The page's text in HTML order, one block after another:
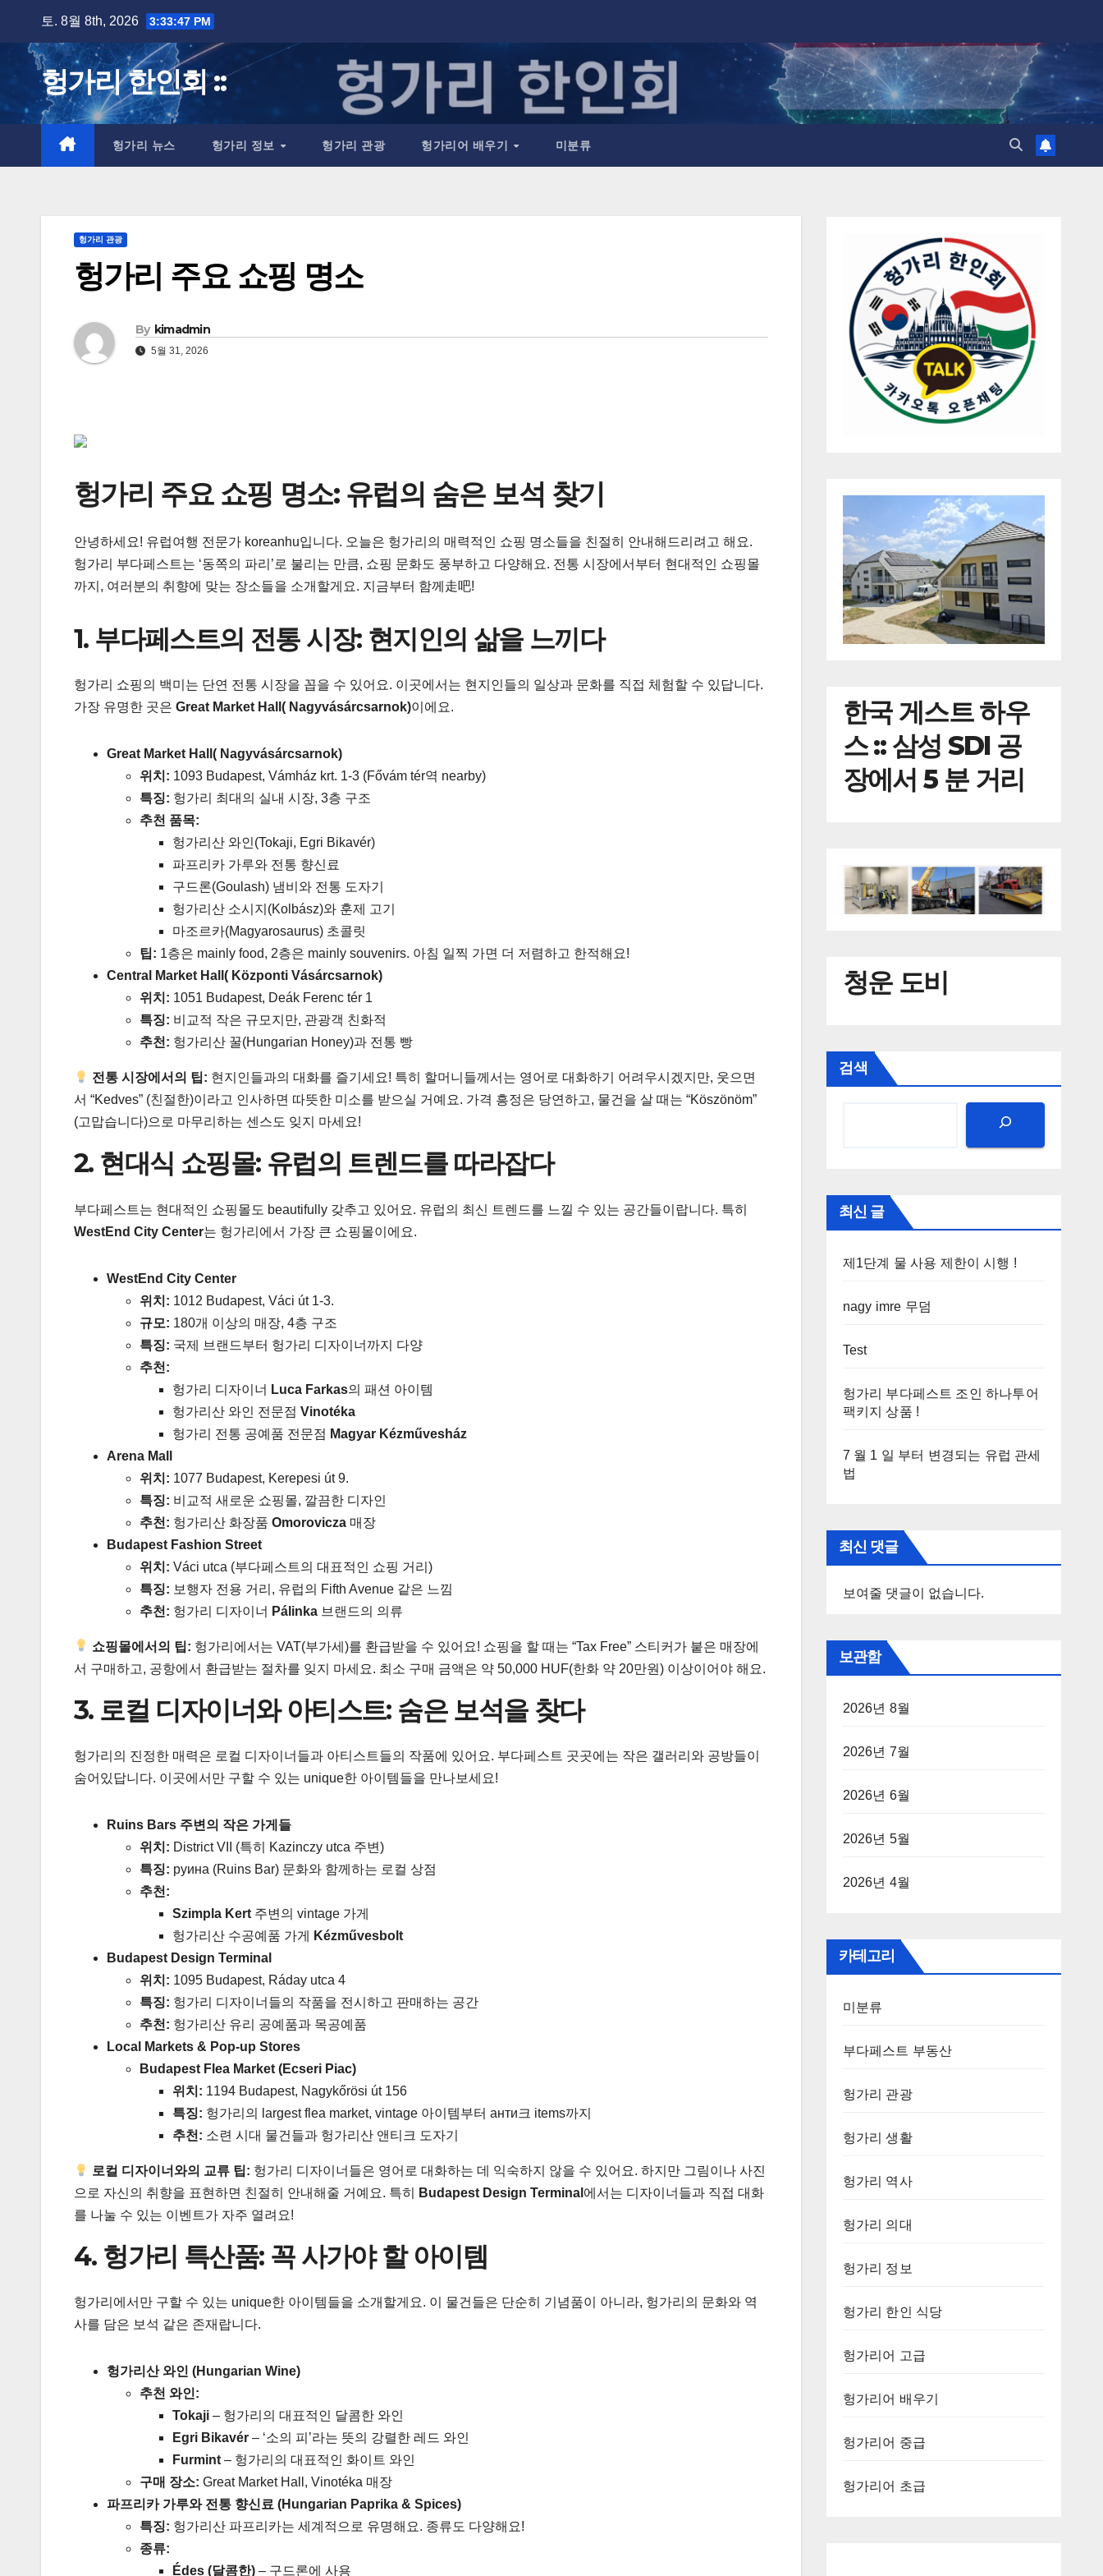
content
토. 8월 8th, 2026 3:33:48 PM
헝가리 한인회 ::
헝가리 뉴스 헝가리 정보 헝가리 관광 헝가리어 배우기 미분류
헝가리 관광
헝가리 주요 쇼핑 명소
By kimadmin
5월 31, 2026
헝가리 주요 쇼핑 명소: 유럽의 숨은 보석 찾기
안녕하세요! 유럽여행 전문가 koreanhu입니다. 오늘은 헝가리의 매력적인 쇼핑 명소들을 친절히 안내해드리려고 해요.
헝가리 부다페스트는 ‘동쪽의 파리’로 불리는 만큼, 쇼핑 문화도 풍부하고 다양해요. 전통 시장에서부터 현대적인 쇼핑몰
까지, 여러분의 취향에 맞는 장소들을 소개할게요. 지금부터 함께走吧!
1. 부다페스트의 전통 시장: 현지인의 삶을 느끼다
헝가리 쇼핑의 백미는 단연 전통 시장을 꼽을 수 있어요. 이곳에서는 현지인들의 일상과 문화를 직접 체험할 수 있답니다.
가장 유명한 곳은 Great Market Hall( Nagyvásárcsarnok)이에요.
Great Market Hall( Nagyvásárcsarnok)
위치: 1093 Budapest, Vámház krt. 1-3 (Fővám tér역 nearby)
특징: 헝가리 최대의 실내 시장, 3층 구조
추천 품목:
헝가리산 와인(Tokaji, Egri Bikavér)
파프리카 가루와 전통 향신료
구드론(Goulash) 냄비와 전통 도자기
헝가리산 소시지(Kolbász)와 훈제 고기
마조르카(Magyarosaurus) 초콜릿
팁: 1층은 mainly food, 2층은 mainly souvenirs. 아침 일찍 가면 더 저렴하고 한적해요!
Central Market Hall( Központi Vásárcsarnok)
위치: 1051 Budapest, Deák Ferenc tér 1
특징: 비교적 작은 규모지만, 관광객 친화적
추천: 헝가리산 꿀(Hungarian Honey)과 전통 빵
전통 시장에서의 팁: 현지인들과의 대화를 즐기세요! 특히 할머니들께서는 영어로 대화하기 어려우시겠지만, 웃으면
서 “Kedves” (친절한)이라고 인사하면 따뜻한 미소를 받으실 거예요. 가격 흥정은 당연하고, 물건을 살 때는 “Köszönöm”
(고맙습니다)으로 마무리하는 센스도 잊지 마세요!
2. 현대식 쇼핑몰: 유럽의 트렌드를 따라잡다
부다페스트는 현대적인 쇼핑몰도 beautifully 갖추고 있어요. 유럽의 최신 트렌드를 느낄 수 있는 공간들이랍니다. 특히
WestEnd City Center는 헝가리에서 가장 큰 쇼핑몰이에요.
WestEnd City Center
위치: 1012 Budapest, Váci út 1-3.
규모: 180개 이상의 매장, 4층 구조
특징: 국제 브랜드부터 헝가리 디자이너까지 다양
추천:
헝가리 디자이너 Luca Farkas의 패션 아이템
헝가리산 와인 전문점 Vinotéka
헝가리 전통 공예품 전문점 Magyar Kézművesház
Arena Mall
위치: 1077 Budapest, Kerepesi út 9.
특징: 비교적 새로운 쇼핑몰, 깔끔한 디자인
추천: 헝가리산 화장품 Omorovicza 매장
Budapest Fashion Street
위치: Váci utca (부다페스트의 대표적인 쇼핑 거리)
특징: 보행자 전용 거리, 유럽의 Fifth Avenue 같은 느낌
추천: 헝가리 디자이너 Pálinka 브랜드의 의류
쇼핑몰에서의 팁: 헝가리에서는 VAT(부가세)를 환급받을 수 있어요! 쇼핑을 할 때는 “Tax Free” 스티커가 붙은 매장에
서 구매하고, 공항에서 환급받는 절차를 잊지 마세요. 최소 구매 금액은 약 50,000 HUF(한화 약 20만원) 이상이어야 해요.
3. 로컬 디자이너와 아티스트: 숨은 보석을 찾다
헝가리의 진정한 매력은 로컬 디자이너들과 아티스트들의 작품에 있어요. 부다페스트 곳곳에는 작은 갤러리와 공방들이
숨어있답니다. 이곳에서만 구할 수 있는 unique한 아이템들을 만나보세요!
Ruins Bars 주변의 작은 가게들
위치: District VII (특히 Kazinczy utca 주변)
특징: руина (Ruins Bar) 문화와 함께하는 로컬 상점
추천:
Szimpla Kert 주변의 vintage 가게
헝가리산 수공예품 가게
Kézművesbolt
Budapest Design Terminal
위치: 1095 Budapest, Ráday utca 4
특징: 헝가리 디자이너들의 작품을 전시하고 판매하는 공간
추천: 헝가리산 유리 공예품과 목공예품
Local Markets & Pop-up Stores
Budapest Flea Market (Ecseri Piac)
위치: 1194 Budapest, Nagykőrösi út 156
특징: 헝가리의 largest flea market, vintage 아이템부터 анти크 items까지
추천: 소련 시대 물건들과 헝가리산 앤티크 도자기
로컬 디자이너와의 교류 팁: 헝가리 디자이너들은 영어로 대화하는 데 익숙하지 않을 수 있어요. 하지만 그림이나 사진
으로 자신의 취향을 표현하면 친절히 안내해줄 거예요. 특히
Budapest Design Terminal 에서는 디자이너들과 직접 대화
를 나눌 수 있는 이벤트가 자주 열려요!
4. 헝가리 특산품: 꼭 사가야 할 아이템
헝가리에서만 구할 수 있는 unique한 아이템들을 소개할게요. 이 물건들은 단순히 기념품이 아니라, 헝가리의 문화와 역
사를 담은 보석 같은 존재랍니다.
헝가리산 와인 (Hungarian Wine)
추천 와인:
Tokaji – 헝가리의 대표적인 달콤한 와인
Egri Bikavér – ‘소의 피’라는 뜻의 강렬한 레드 와인
Furmint – 헝가리의 대표적인 화이트 와인
구매 장소: Great Market Hall, Vinotéka 매장
파프리카 가루와 전통 향신료 (Hungarian Paprika & Spices)
특징: 헝가리산 파프리카는 세계적으로 유명해요. 종류도 다양해요!
종류:
Édes (달콤한) – 구드론에 사용
한국 게스트 하우
스 :: 삼성 SDI 공
장에서 5 분 거리
청운 도비
검색
최신 글
제1단계 물 사용 제한이 시행 !
nagy imre 무덤
Test
헝가리 부다페스트 조인 하나투어
팩키지 상품 !
7 월 1 일 부터 변경되는 유럽 관세
법
최신 댓글
보여줄 댓글이 없습니다.
보관함
2026년 8월
2026년 7월
2026년 6월
2026년 5월
2026년 4월
카테고리
미분류
부다페스트 부동산
헝가리 관광
헝가리 생활
헝가리 역사
헝가리 의대
헝가리 정보
헝가리 한인 식당
헝가리어 고급
헝가리어 배우기
헝가리어 중급
헝가리어 초급